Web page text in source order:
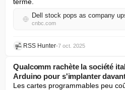
cnbc.com
RSS Hunter•7 oct. 2025
Qualcomm rachète la société
Arduino pour s'implanter
Les cartes programmables peu